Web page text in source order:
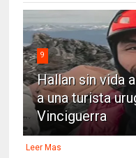
9
Hallan sin vida
a una turista
Vinciguerra
Leer Mas